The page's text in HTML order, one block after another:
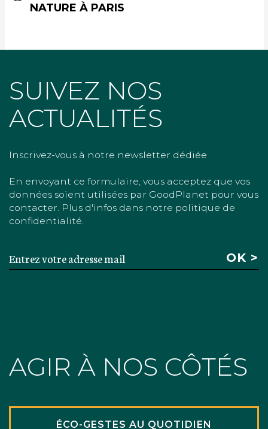
NATURE À PARIS
SUIVEZ NOS
ACTUALITÉS
Inscrivez-vous à notre newsletter dédiée
En envoyant ce formulaire, vous acceptez que vos
données soient utilisées par GoodPlanet pour vous
contacter. Plus d'infos dans notre politique de
confidentialité.
AGIR À NOS CÔTÉS
ÉCO-GESTES AU QUOTIDIEN